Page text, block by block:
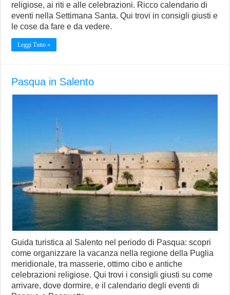
religiose, ai riti e alle celebrazioni. Ricco calendario di
eventi nella Settimana Santa. Qui trovi in consigli giusti e
le cose da fare e da vedere.
Leggi Tutto »
Pasqua in Salento
Guida turistica al Salento nel periodo di Pasqua: scopri
come organizzare la vacanza nella regione della Puglia
meridionale, tra masserie, ottimo cibo e antiche
celebrazioni religiose. Qui trovi i consigli giusti su come
arrivare, dove dormire, e il calendario degli eventi di